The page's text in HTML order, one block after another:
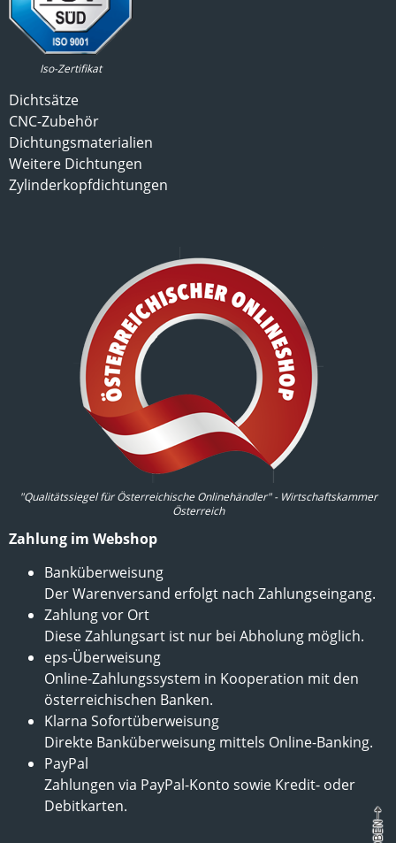
Iso-Zertifikat
Dichtsätze
CNC-Zubehör
Dichtungsmaterialien
Weitere Dichtungen
Zylinderkopfdichtungen
"Qualitätssiegel für Österreichische Onlinehändler" - Wirtschaftskammer
Österreich
Zahlung im Webshop
Banküberweisung
Der Warenversand erfolgt nach Zahlungseingang.
Zahlung vor Ort
Diese Zahlungsart ist nur bei Abholung möglich.
eps-Überweisung
Online-Zahlungssystem in Kooperation mit den
österreichischen Banken.
Klarna Sofortüberweisung
Direkte Banküberweisung mittels Online-Banking.
PayPal
Zahlungen via PayPal-Konto sowie Kredit- oder
Debitkarten.